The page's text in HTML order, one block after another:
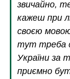
звичайно,
кажеш при
своєю
тут треба
України за
приємно